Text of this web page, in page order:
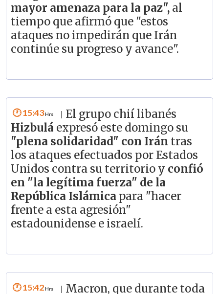
mayor amenaza para la paz",al
tiempo que afirmó que "estos
ataques no impedirán que Irán
continúe su progreso y avance".
15:43
El grupo chií libanés
Hizbulá expresó este domingo su
"plena solidaridad" con Irán tras
los ataques efectuados por Estados
Unidos contra su territorio y confió
en "la legítima fuerza" de la
República Islámica para "hacer
frente a esta agresión"
estadounidense e israelí.
15:42
Macron, que durante toda